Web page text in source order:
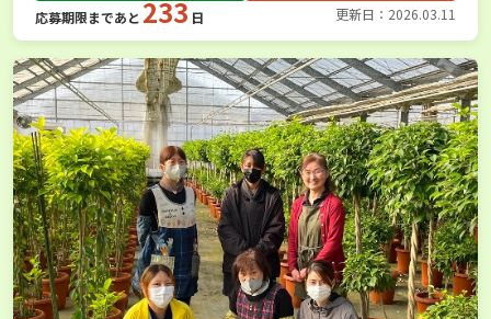
応募期限まであと 233 日 更新日：2026.03.11